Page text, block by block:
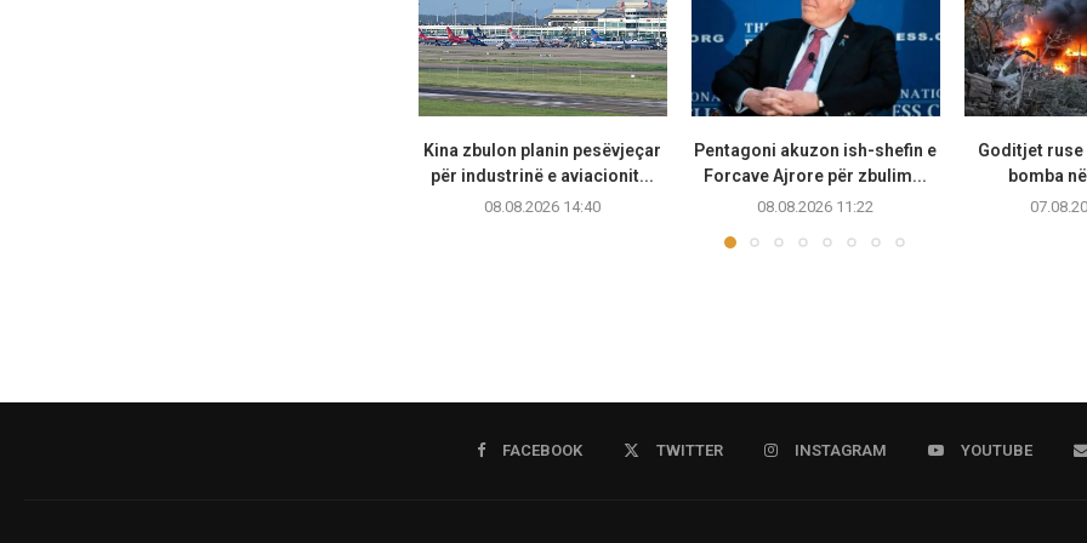
Kina zbulon planin pesëvjeçar
për industrinë e aviacionit...
08.08.2026 14:40
Pentagoni akuzon ish-shefin e
Forcave Ajrore për zbulim...
08.08.2026 11:22
Goditjet ruse
bomba
FACEBOOK TWITTER INSTAGRAM YOUTUBE